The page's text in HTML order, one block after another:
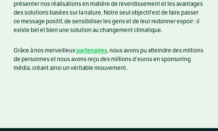
présenter nos réalisations en matière de reverdissement et les avantages
des solutions basées sur la nature. Notre seul objectif est de faire passer
ce message positif, de sensibiliser les gens et de leur redonner espoir : il
existe bel et bien une solution au changement climatique.
Grâce à nos merveilleuxpartenaires, nous avons pu atteindre des millions
de personnes et nous avons reçu des millions d’euros en sponsoring
média, créant ainsi un véritable mouvement.